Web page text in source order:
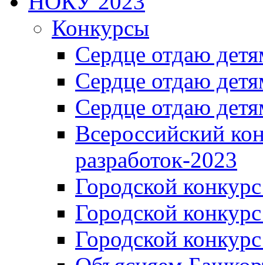
Конкурсы
Сердце отдаю
Сердце отдаю
Сердце отдаю
Всероссийский
разработок-2023
Городской
Городской
Городской